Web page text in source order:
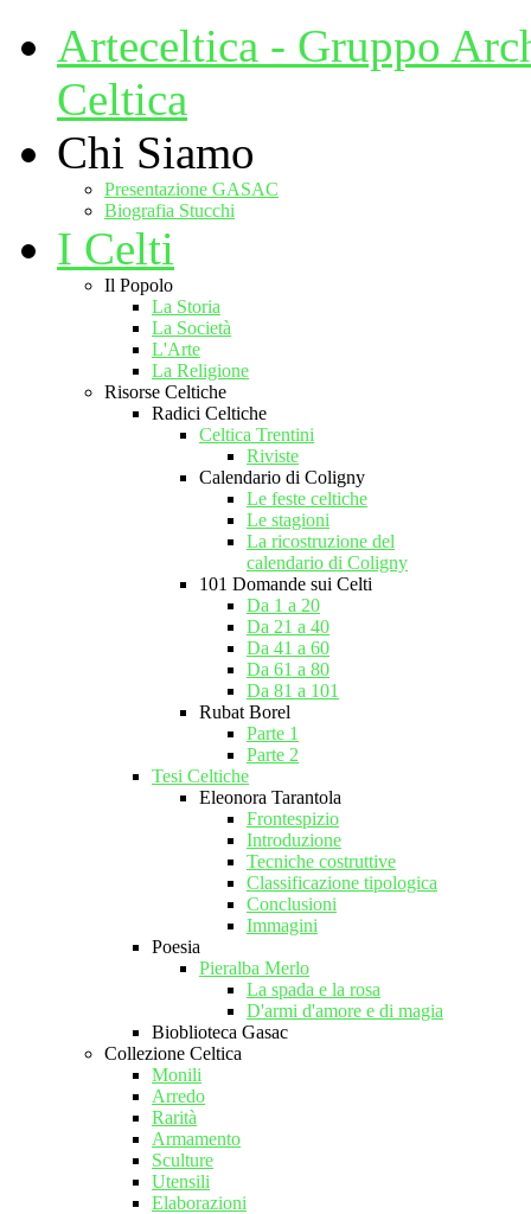
Arteceltica - Gruppo
Celtica
Chi Siamo
Presentazione GASAC
Biografia Stucchi
I Celti
Il Popolo
La Storia
La Società
L'Arte
La Religione
Risorse Celtiche
Radici Celtiche
Celtica Trentini
Riviste
Calendario di Coligny
Le feste celtiche
Le stagioni
La ricostruzione del
calendario di Coligny
101 Domande sui Celti
Da 1 a 20
Da 21 a 40
Da 41 a 60
Da 61 a 80
Da 81 a 101
Rubat Borel
Parte 1
Parte 2
Tesi Celtiche
Eleonora Tarantola
Frontespizio
Introduzione
Tecniche costruttive
Classificazione tipologica
Conclusioni
Immagini
Poesia
Pieralba Merlo
La spada e la rosa
D'armi d'amore e di magia
Bioblioteca Gasac
Collezione Celtica
Monili
Arredo
Rarità
Armamento
Sculture
Utensili
Elaborazioni